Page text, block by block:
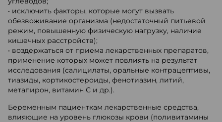
• исключить факторы, которые могут вызвать
обезвоживание организма (недостаточный питьевой
режим, повышенную физическую нагрузку, наличие
кишечных расстройств);
• воздержаться от приема лекарственных препаратов,
применение которых может повлиять на результат
исследования (салицилаты, оральные контрацептивы,
тиазиды, кортикостероиды, фенотиазин, литий,
метапирон, витамин С и др.).
Беременным пациенткам лекарственные средства,
влияющие на уровень глюкозы крови (поливитамины